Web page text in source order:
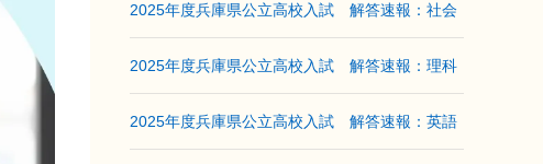
2025年度兵庫県公立高校入試 解答速報：社会
2025年度兵庫県公立高校入試 解答速報：理科
2025年度兵庫県公立高校入試 解答速報：英語